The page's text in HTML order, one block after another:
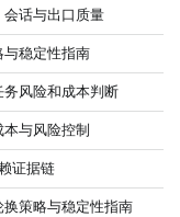
话与出口质量
稳定性指南
风险和成本判断
与风险控制
证据链
策略与稳定性指南